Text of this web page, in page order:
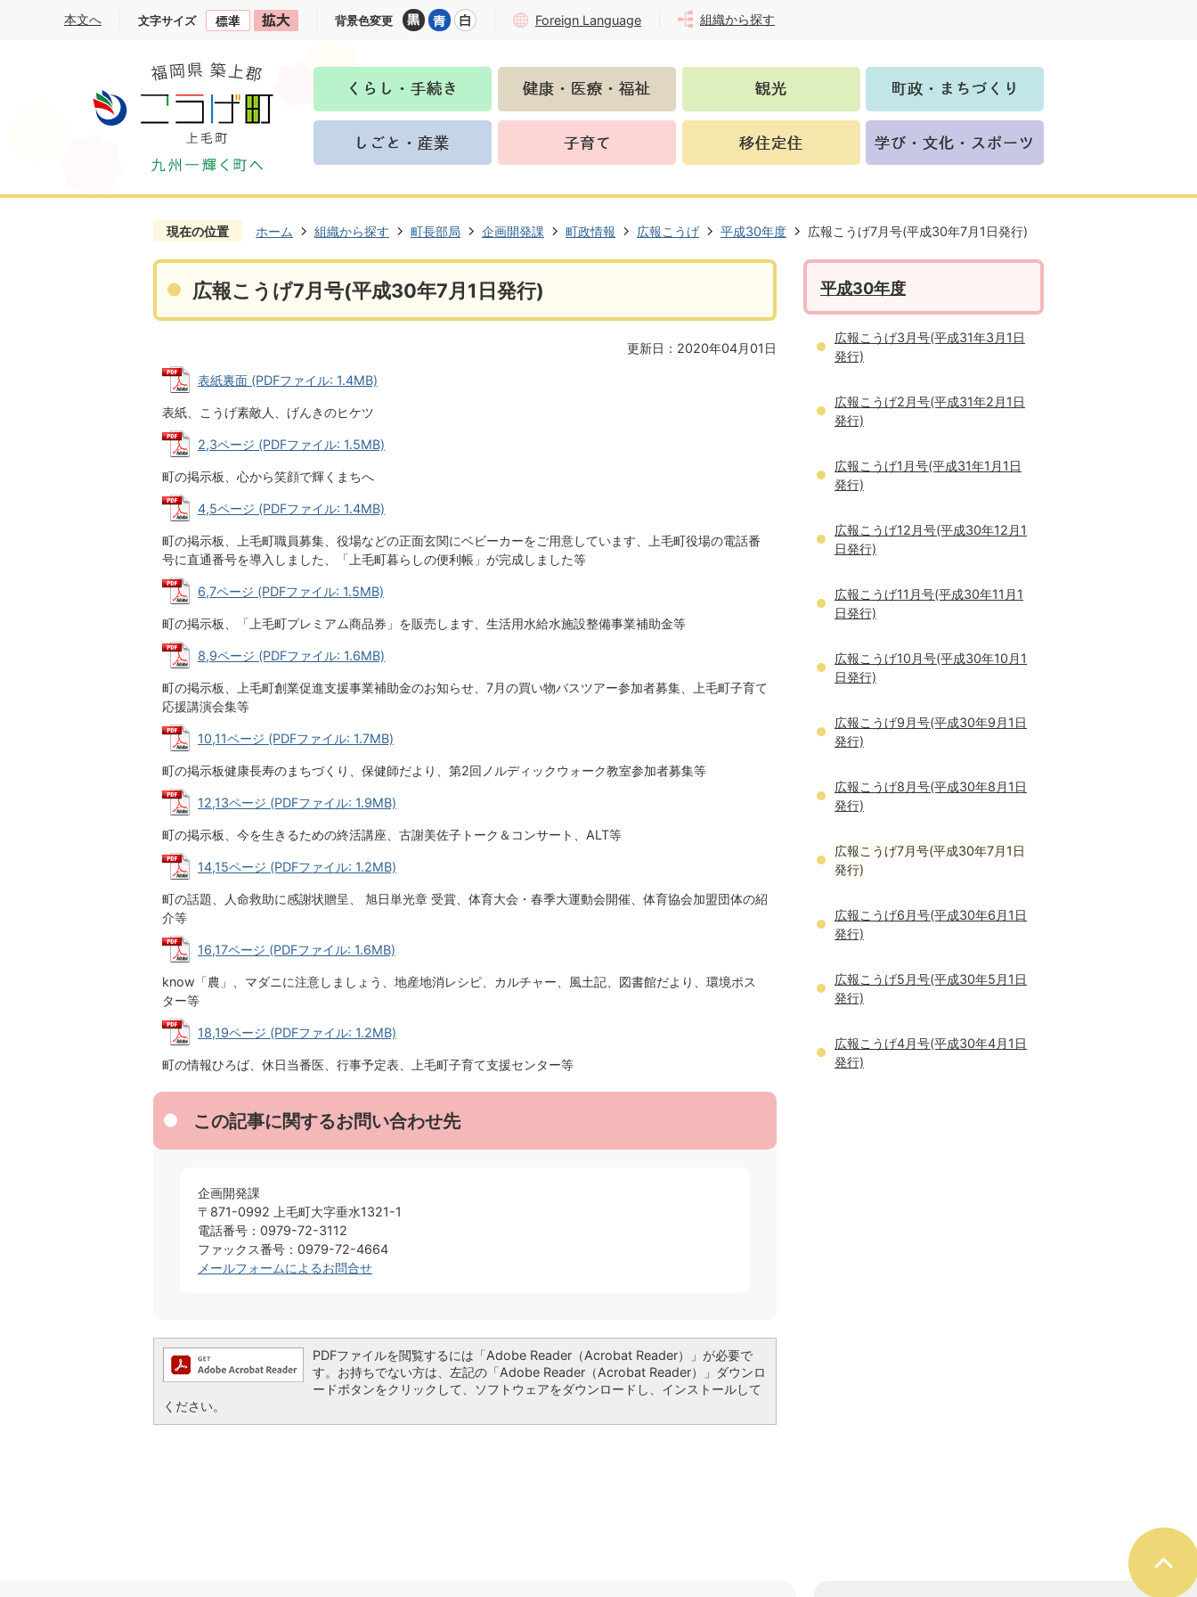
本文へ 文字サイズ 背景色変更 Foreign Language 組織から探す
現在の位置 ホーム 組織から探す 町長部局 企画開発課 町政情報 広報こうげ 平成30年度 広報こうげ7月号(平成30年7月1日発行)
広報こうげ7月号(平成30年7月1日発行)
更新日：2020年04月01日
表紙裏面 (PDFファイル: 1.4MB)
表紙、こうげ素敵人、げんきのヒケツ
2,3ページ (PDFファイル: 1.5MB)
町の掲示板、心から笑顔で輝くまちへ
4,5ページ (PDFファイル: 1.4MB)
町の掲示板、上毛町職員募集、役場などの正面玄関にベビーカーをご用意しています、上毛町役場の電話番
号に直通番号を導入しました、「上毛町暮らしの便利帳」が完成しました等
6,7ページ (PDFファイル: 1.5MB)
町の掲示板、「上毛町プレミアム商品券」を販売します、生活用水給水施設整備事業補助金等
8,9ページ (PDFファイル: 1.6MB)
町の掲示板、上毛町創業促進支援事業補助金のお知らせ、7月の買い物バスツアー参加者募集、上毛町子育て
応援講演会集等
10,11ページ (PDFファイル: 1.7MB)
町の掲示板健康長寿のまちづくり、保健師だより、第2回ノルディックウォーク教室参加者募集等
12,13ページ (PDFファイル: 1.9MB)
町の掲示板、今を生きるための終活講座、古謝美佐子トーク＆コンサート、ALT等
14,15ページ (PDFファイル: 1.2MB)
町の話題、人命救助に感謝状贈呈、 旭日単光章 受賞、体育大会・春季大運動会開催、体育協会加盟団体の紹
介等
16,17ページ (PDFファイル: 1.6MB)
know「農」、マダニに注意しましょう、地産地消レシピ、カルチャー、風土記、図書館だより、環境ポス
ター等
18,19ページ (PDFファイル: 1.2MB)
町の情報ひろば、休日当番医、行事予定表、上毛町子育て支援センター等
この記事に関するお問い合わせ先
企画開発課
〒871-0992 上毛町大字垂水1321-1
電話番号：0979-72-3112
ファックス番号：0979-72-4664
メールフォームによるお問合せ
PDFファイルを閲覧するには「Adobe Reader（Acrobat Reader）」が必要で
す。お持ちでない方は、左記の「Adobe Reader（Acrobat Reader）」ダウンロ
ードボタンをクリックして、ソフトウェアをダウンロードし、インストールして
ください。
平成30年度
広報こうげ3月号(平成31年3月1日
発行)
広報こうげ2月号(平成31年2月1日
発行)
広報こうげ1月号(平成31年1月1日
発行)
広報こうげ12月号(平成30年12月1
日発行)
広報こうげ11月号(平成30年11月1
日発行)
広報こうげ10月号(平成30年10月1
日発行)
広報こうげ9月号(平成30年9月1日
発行)
広報こうげ8月号(平成30年8月1日
発行)
広報こうげ7月号(平成30年7月1日
発行)
広報こうげ6月号(平成30年6月1日
発行)
広報こうげ5月号(平成30年5月1日
発行)
広報こうげ4月号(平成30年4月1日
発行)